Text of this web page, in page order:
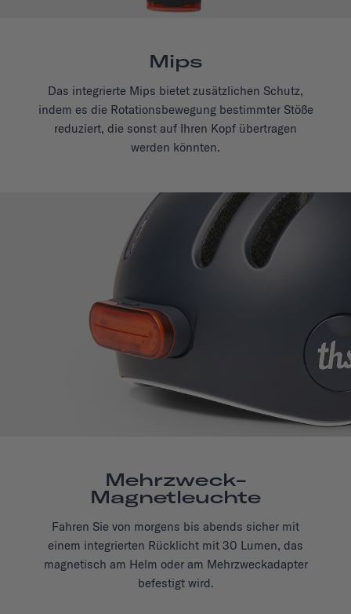
Mips
Das integrierte Mips bietet zusätzlichen Schutz,
indem es die Rotationsbewegung bestimmter Stöße
reduziert, die sonst auf Ihren Kopf übertragen
werden könnten.
Mehrzweck-
Magnetleuchte
Fahren Sie von morgens bis abends sicher mit
einem integrierten Rücklicht mit 30 Lumen, das
magnetisch am Helm oder am Mehrzweckadapter
befestigt wird.